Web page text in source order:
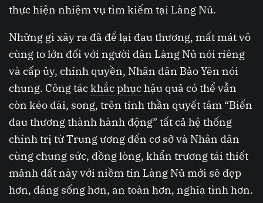
thực hiện nhiệm vụ tìm kiếm tại Làng Nủ.
Những gì xảy ra đã để lại đau thương, mất mát vô
cùng to lớn đối với người dân Làng Nủ nói riêng
và cấp ủy, chính quyền, Nhân dân Bảo Yên nói
chung. Công táckhắc phụchậu quả có thể vẫn
còn kéo dài, song, trên tinh thần quyết tâm “Biến
đau thương thành hành động” tất cả hệ thống
chính trị từ Trung ương đến cơ sở và Nhân dân
cùng chung sức, đồng lòng, khẩn trương tái thiết
mảnh đất này với niềm tin Làng Nủ mới sẽ đẹp
hơn, đáng sống hơn, an toàn hơn, nghĩa tình hơn.